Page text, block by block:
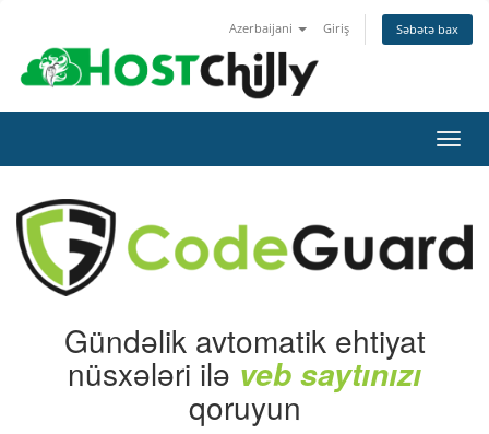
Azerbaijani Giriş Səbətə bax
keçid
Gündəlik avtomatik ehtiyat
nüsxələri ilə veb saytınızı
qoruyun